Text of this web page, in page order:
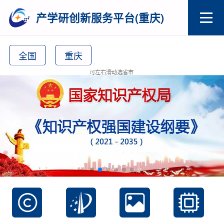
产学研创新服务平台(重庆)
全国 重庆
可左右滑动选省市